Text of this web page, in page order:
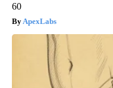
60
ApexLabs